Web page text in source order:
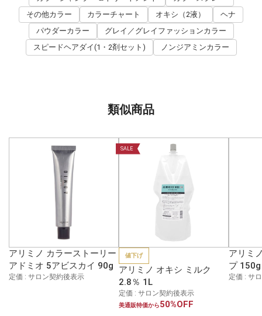
その他カラー
カラーチャート オキシ（2液）
ヘナ
パウダーカラー
グレイ／グレイファッションカラー
スピードヘアダイ(1・2剤セット)
ノンジアミンカラー
類似商品
アリミノ カラーストーリー
アドミオ 5アビスカイ 90g
定価 : サロン契約後表示
SALE
値下げ
アリミノ オキシ ミルク
2.8％ 1L
定価 : サロン契約後表示
美通販特価から50%OFF
アリミ
プ 150g
定価 : サ